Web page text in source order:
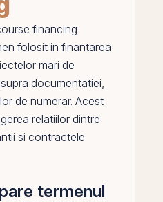
financing
folosit in finantarea
mari de
documentatiei,
de numerar. Acest
relatiilor dintre
si contractele
termenul